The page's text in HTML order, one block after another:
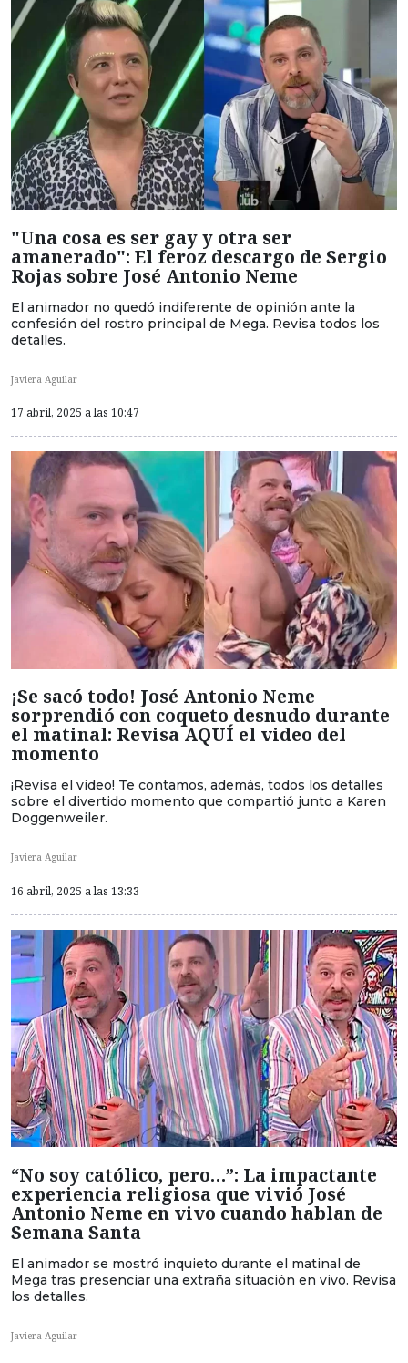
"Una cosa es ser gay y otra ser
amanerado": El feroz descargo de Sergio
Rojas sobre José Antonio Neme
El animador no quedó indiferente de opinión ante la
confesión del rostro principal de Mega. Revisa todos los
detalles.
Javiera Aguilar
17 abril, 2025 a las 10:47
¡Se sacó todo! José Antonio Neme
sorprendió con coqueto desnudo durante
el matinal: Revisa AQUÍ el video del
momento
¡Revisa el video! Te contamos, además, todos los detalles
sobre el divertido momento que compartió junto a Karen
Doggenweiler.
Javiera Aguilar
16 abril, 2025 a las 13:33
“No soy católico, pero…”: La impactante
experiencia religiosa que vivió José
Antonio Neme en vivo cuando hablan de
Semana Santa
El animador se mostró inquieto durante el matinal de
Mega tras presenciar una extraña situación en vivo. Revisa
los detalles.
Javiera Aguilar